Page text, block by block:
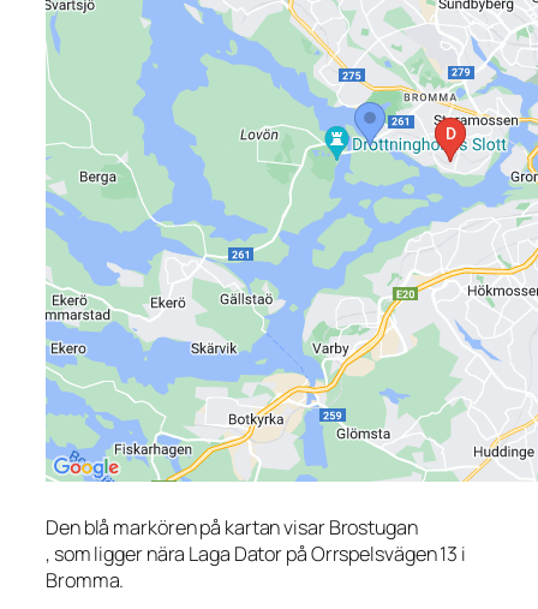
Den blå markören på kartan visar Brostugan
, som ligger nära Laga Dator på Orrspelsvägen 13 i
Bromma.